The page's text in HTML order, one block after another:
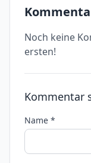
Noch keine
ersten!
Kommentar
Name *